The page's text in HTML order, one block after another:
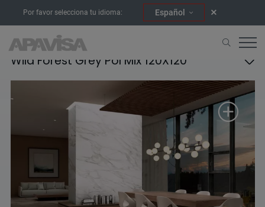
Por favor selecciona tu idioma: Español
Wild Forest Grey Pol Mix 120X120